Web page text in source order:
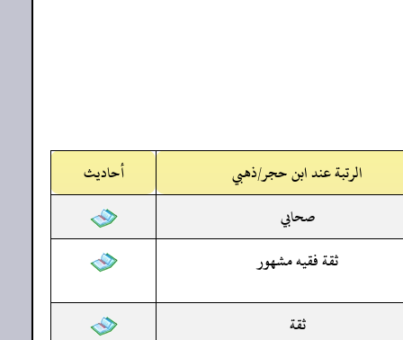
الرتبة عند ابن حجر/ذهبي
أحاديث
صحابي
ثقة فقيه مشهور
ثقة